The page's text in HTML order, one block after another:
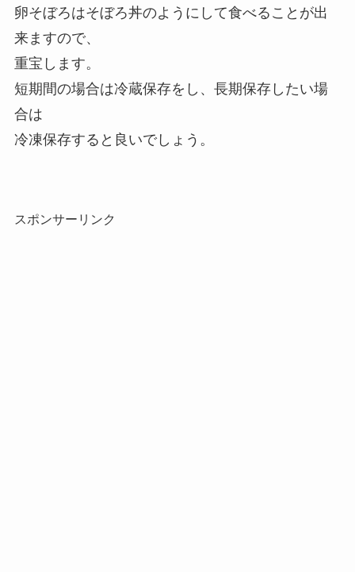
卵そぼろはそぼろ丼のようにして食べることが出
来ますので、
重宝します。
短期間の場合は冷蔵保存をし、長期保存したい場
合は
冷凍保存すると良いでしょう。
スポンサーリンク